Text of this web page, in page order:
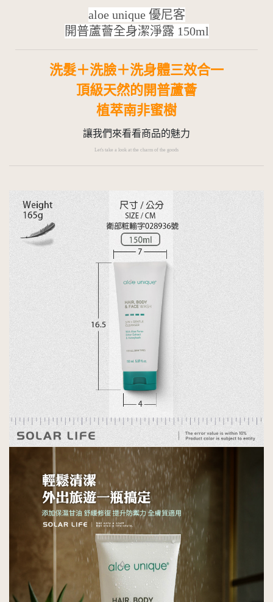
aloe unique 優尼客
開普蘆薈全身潔淨露 150ml
洗髮＋洗臉＋洗身體三效合一
頂級天然的開普蘆薈
植萃南非蜜樹
讓我們來看看商品的魅力
Let's take a look at the charm of the goods